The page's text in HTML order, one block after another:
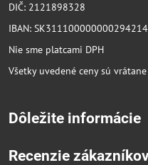
DIČ: 2121898328
IBAN:
Nie sme platcami DPH
Všetky uvedené ceny sú vrátane
Dôležite informácie
Recenzie